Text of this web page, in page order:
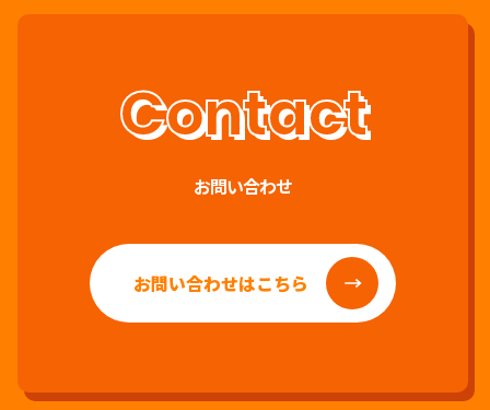
お問い合わせ
お問い合わせはこちら